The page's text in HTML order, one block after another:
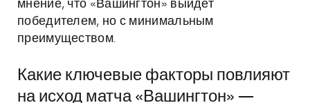
мнение, что «Вашингтон» выйдет
победителем, но с минимальным
преимуществом.
Какие ключевые факторы повлияют
на исход матча «Вашингтон» —